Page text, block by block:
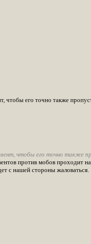
чтобы его точно также
чтобы его точно также
против мобов проходит
с нашей стороны жаловаться.